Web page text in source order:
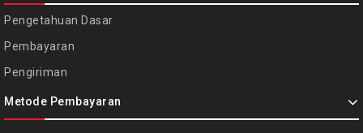
Pengetahuan Dasar
Pembayaran
Pengiriman
Metode Pembayaran